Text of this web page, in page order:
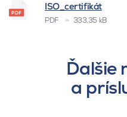
ISO_certifikát
PDF 333.35 kB
Ďalšie
a